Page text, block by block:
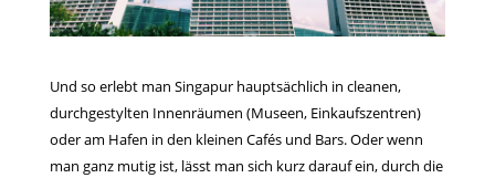
Und so erlebt man Singapur hauptsächlich in cleanen,
durchgestylten Innenräumen (Museen, Einkaufszentren)
oder am Hafen in den kleinen Cafés und Bars. Oder wenn
man ganz mutig ist, lässt man sich kurz darauf ein, durch die